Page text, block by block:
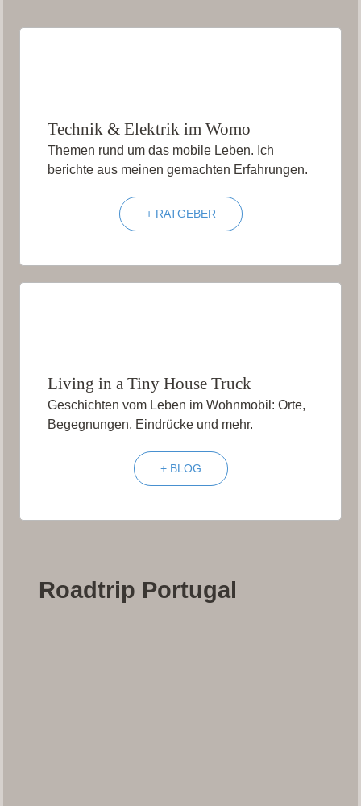
Technik & Elektrik im Womo
Themen rund um das mobile Leben. Ich
berichte aus meinen gemachten Erfahrungen.
+ RATGEBER
Living in a Tiny House Truck
Geschichten vom Leben im Wohnmobil: Orte,
Begegnungen, Eindrücke und mehr.
+ BLOG
Roadtrip Portugal